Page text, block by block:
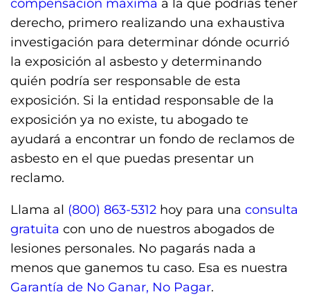
compensación máxima a la que podrías tener
derecho, primero realizando una exhaustiva
investigación para determinar dónde ocurrió
la exposición al asbesto y determinando
quién podría ser responsable de esta
exposición. Si la entidad responsable de la
exposición ya no existe, tu abogado te
ayudará a encontrar un fondo de reclamos de
asbesto en el que puedas presentar un
reclamo.
Llama al (800) 863-5312 hoy para una consulta
gratuita con uno de nuestros abogados de
lesiones personales. No pagarás nada a
menos que ganemos tu caso. Esa es nuestra
Garantía de No Ganar, No Pagar.